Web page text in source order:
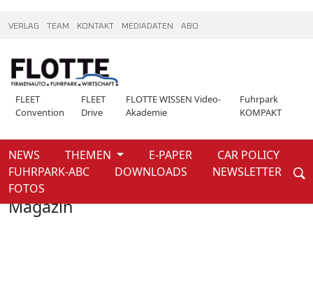
VERLAG TEAM KONTAKT MEDIADATEN ABO
FLEET
Convention
FLEET
Drive
FLOTTE WISSEN Video-
Akademie
Fuhrpark
KOMPAKT
NEWS THEMEN E-PAPER
CAR POLICY
FUHRPARK-ABC
DOWNLOADS
NEWSLETTER
FOTOS
Weiter
Home
Magazin